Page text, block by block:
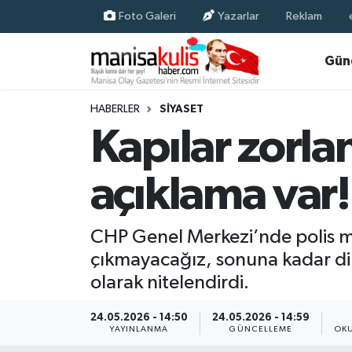
Foto Galeri Yazarlar Reklam
HABERLER SIYASET
Kapılar
açıklama var!
CHP Genel Merkezi’nde polis
çıkmayacağız, sonuna kadar
olarak nitelendirdi.
24.05.2026 - 14:50
YAYINLANMA
24.05.2026 - 14:59
GÜNCELLEME
Resmi İlan
Yunusemre Nöbetçi Eczaneler
Yunusemre Trafik Yoğunluk Haritası
Süper Lig Puan Durumu ve Fikstür
Tüm Manşetler
Son Dakika Haberleri